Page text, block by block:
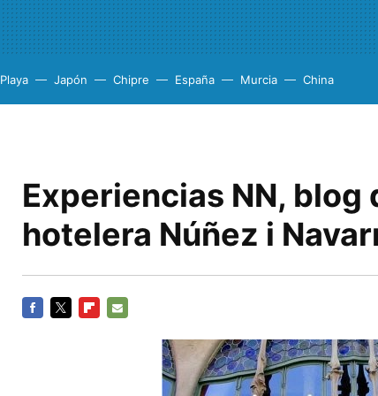
Playa Japón Chipre España Murcia China
Experiencias NN, blog
hotelera Núñez i